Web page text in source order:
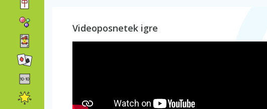
Videoposnetek igre